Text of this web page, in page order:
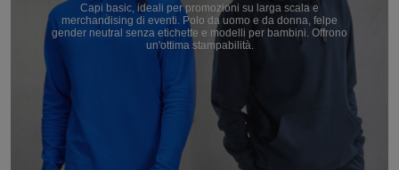
Capi basic, ideali per promozioni su larga scala e
merchandising di eventi. Polo da uomo e da donna, felpe
gender neutral senza etichette e modelli per bambini. Offrono
un'ottima stampabilità.